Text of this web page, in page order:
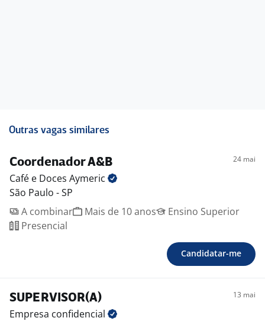
-. Parceria com SESC
-. Desconto em nossas lojas
-. Wellhub
-. Seguro de vida
-. Assistência médica
-. Auxílio combustível
Outras vagas similares
Coordenador A&B 24 mai
Café e Doces Aymeric
São Paulo - SP
A combinar
Mais de 10 anos
Ensino Superior
Presencial
Candidatar-me
SUPERVISOR(A) 13 mai
Empresa confidencial